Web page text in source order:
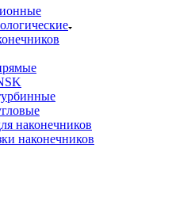
наконечников
наконечников